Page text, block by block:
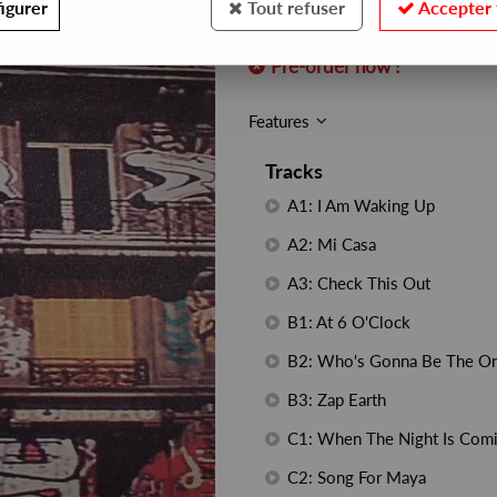
ROBSOULLP01
Pre-order now !
Features
Tracks
A1: I Am Waking Up
A2: Mi Casa
A3: Check This Out
B1: At 6 O'Clock
B2: Who's Gonna Be The
B3: Zap Earth
C1: When The Night Is
C2: Song For Maya
Tout refuser Accepter